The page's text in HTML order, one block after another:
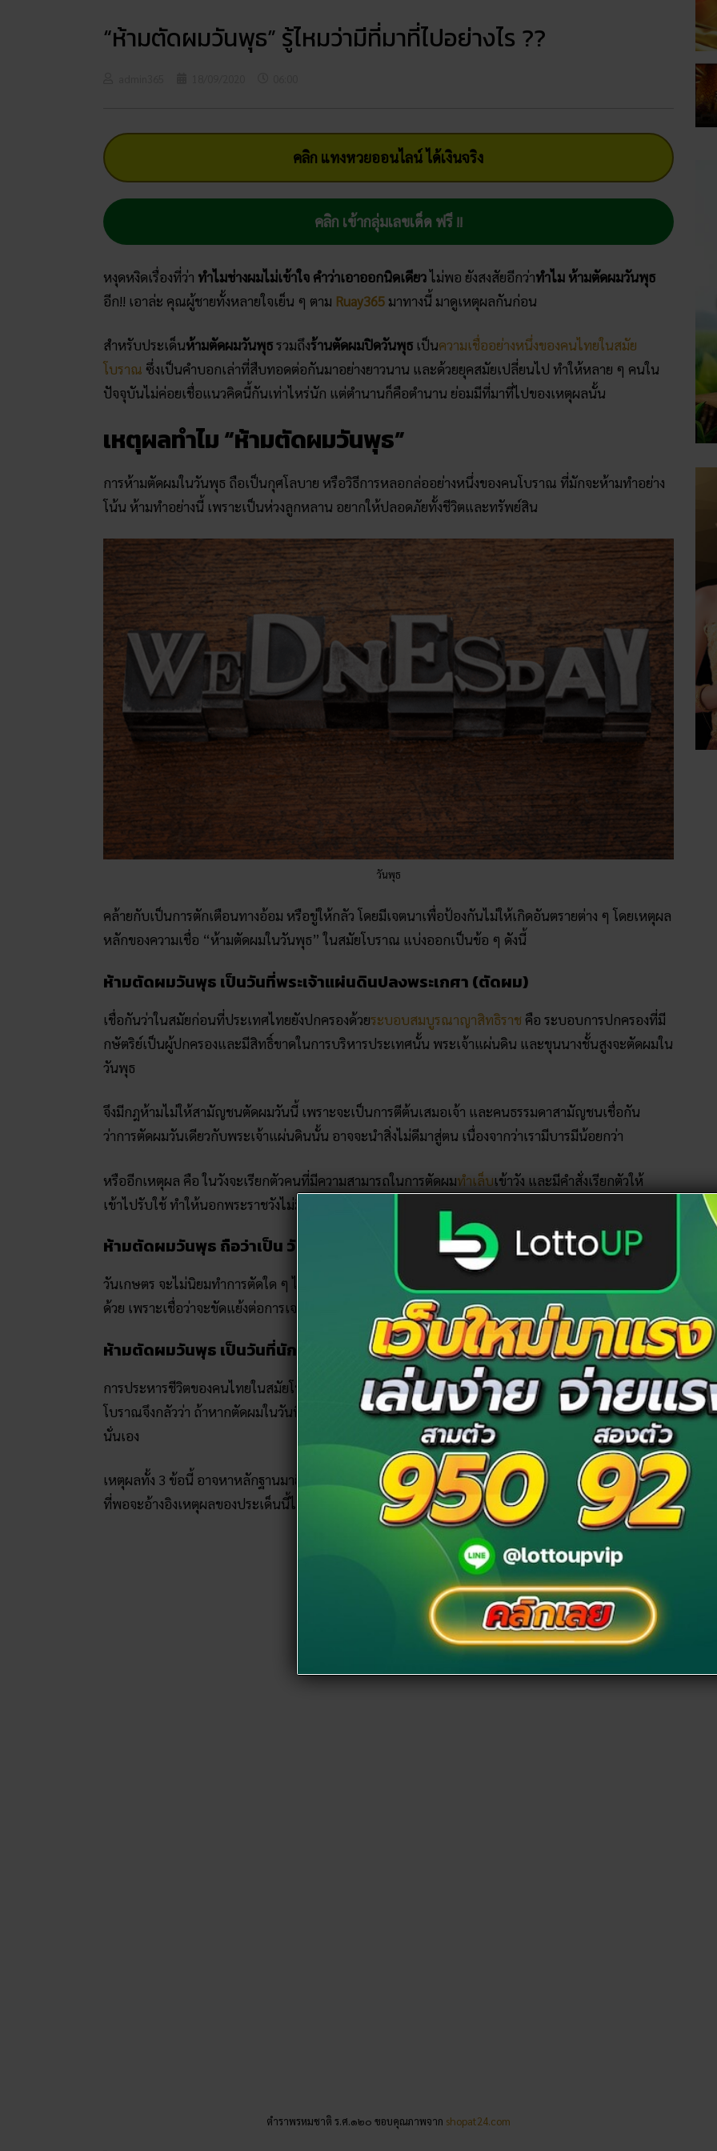
“ห้ามตัดผมวันพุธ” รู้ไหมว่ามีที่มาที่ไปอย่างไร ??
คลิก แทงหวยออนไลน์ ได้เงินจริง
คลิก เข้ากลุ่มเลขเด็ด ฟรี !!
หงุดหงิดเรื่องที่ว่า ทำไมช่างผมไม่เข้าใจ คำว่าเอาออกนิดเดียวไม่พอ ยังสงสัยอีกว่าทำไม ห้ามตัดผมวันพุธ
อีก!! เอาล่ะ คุณผู้ชายทั้งหลายใจเย็น ๆ ตาม Ruay365 มาทางนี้ มาดูเหตุผลกันก่อน
สำหรับประเด็นห้ามตัดผมวันพุธรวมถึงร้านตัดผมปิดวันพุธ เป็นความเชื่ออย่างหนึ่งของคนไทยในสมัย
โบราณ ซึ่งเป็นคำบอกเล่าที่สืบทอดต่อกันมาอย่างยาวนาน และด้วยยุคสมัยเปลี่ยนไป ทำให้หลาย ๆ คนใน
ปัจจุบันไม่ค่อยเชื่อแนวคิดนี้กันเท่าไหร่นัก แต่ตำนานก็คือตำนาน ย่อมมีที่มาที่ไปของเหตุผลนั้น
เหตุผลทำไม “ห้ามตัดผมวันพุธ”
การห้ามตัดผมในวันพุธ ถือเป็นกุศโลบาย หรือวิธีการหลอกล่ออย่างหนึ่งของคนโบราณ ที่มักจะห้ามทำอย่าง
โน้น ห้ามทำอย่างนี้ เพราะเป็นห่วงลูกหลาน อยากให้ปลอดภัยทั้งชีวิตและทรัพย์สิน
วันพุธ
คล้ายกับเป็นการตักเตือนทางอ้อม หรือขู่ให้กลัว โดยมีเจตนาเพื่อป้องกันไม่ให้เกิดอันตรายต่าง ๆ โดยเหตุผล
หลักของความเชื่อ “ห้ามตัดผมในวันพุธ” ในสมัยโบราณ แบ่งออกเป็นข้อ ๆ ดังนี้
ห้ามตัดผมวันพุธ เป็นวันที่พระเจ้าแผ่นดินปลงพระเกศา (ตัดผม)
เชื่อกันว่าในสมัยก่อนที่ประเทศไทยยังปกครองด้วยระบอบสมบูรณาญาสิทธิราช คือ ระบอบการปกครองที่มี
กษัตริย์เป็นผู้ปกครองและมีสิทธิ์ขาดในการบริหารประเทศนั้น พระเจ้าแผ่นดิน และขุนนางชั้นสูงจะตัดผมใน
วันพุธ
จึงมีกฎห้ามไม่ให้สามัญชนตัดผมวันนี้ เพราะจะเป็นการตีต้นเสมอเจ้า และคนธรรมดาสามัญชนเชื่อกัน
ว่าการตัดผมวันเดียวกับพระเจ้าแผ่นดินนั้น อาจจะนำสิ่งไม่ดีมาสู่ตน เนื่องจากว่าเรามีบารมีน้อยกว่า
หรืออีกเหตุผล คือ ในวังจะเรียกตัวคนที่มีความสามารถในการตัดผมทำเล็บเข้าวัง และมีคำสั่งเรียกตัวให้
เข้าไปรับใช้ ทำให้นอกพระราชวังไม่มีช่างตัดผมในวันพุธ
ห้ามตัดผมวันพุธ ถือว่าเป็น วันเกษตร
วันเกษตร จะไม่นิยมทำการตัดใด ๆ ไม่ว่าจะเป็น พืชผลต่าง ๆ รวมไปถึงว่าไม่นิยมให้ตัดผม หรือห้ามตัดผม
ด้วย เพราะเชื่อว่าจะขัดแย้งต่อการเจริญงอกงามของผลิตผลต่าง ๆ หรือสิ่งดี ๆ ที่กำลังจะเกิดขึ้นได้
ห้ามตัดผมวันพุธ เป็นวันที่นักโทษโดนประหาร
การประหารชีวิตของคนไทยในสมัยโบราณ จะใช้วิธีการตัดหัว หรือตัดคอ ซึ่งนิยมทำพิธีกันในวันพุธ คน
โบราณจึงกลัวว่า ถ้าหากตัดผมในวันนี้ จะเหมือนกับการโดนตัดหัว ตัดคอ ประหนึ่งเดียวกับนักโทษประหาร
นั่นเอง
เหตุผลทั้ง 3 ข้อนี้ อาจหาหลักฐานมายืนยันไม่ได้ว่าเป็นเรื่องจริงหรือไม่ อย่างไรนั้นเองก็มี
“ตำราพรหมชาติ”
ที่พอจะอ้างอิงเหตุผลของประเด็นนี้ได้ ดังประโยคหนึ่งที่ปรากฎไว้ในตำราว่า…
ตำราพรหมชาติ ร.ศ.๑๒๐ ขอบคุณภาพจาก shopat24.com